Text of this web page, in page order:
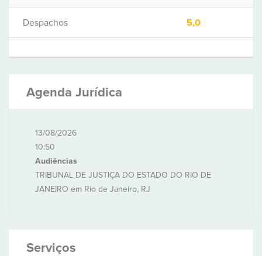
Despachos 5,0
Agenda Jurídica
13/08/2026
10:50
Audiências
TRIBUNAL DE JUSTIÇA DO ESTADO DO RIO DE
JANEIRO em Rio de Janeiro, RJ
Serviços